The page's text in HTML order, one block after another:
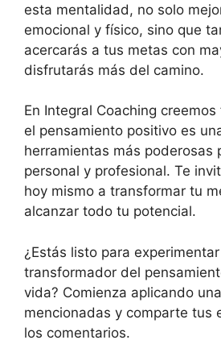
esta mentalidad, no solo
emocional y físico, sino que
acercarás a tus metas con
disfrutarás más del camino.
En Integral Coaching
el pensamiento positivo es
herramientas más poderosas
personal y profesional. Te
hoy mismo a transformar tu
alcanzar todo tu potencial.
¿Estás listo para
transformador del
vida? Comienza aplicando
mencionadas y comparte tus
los comentarios.